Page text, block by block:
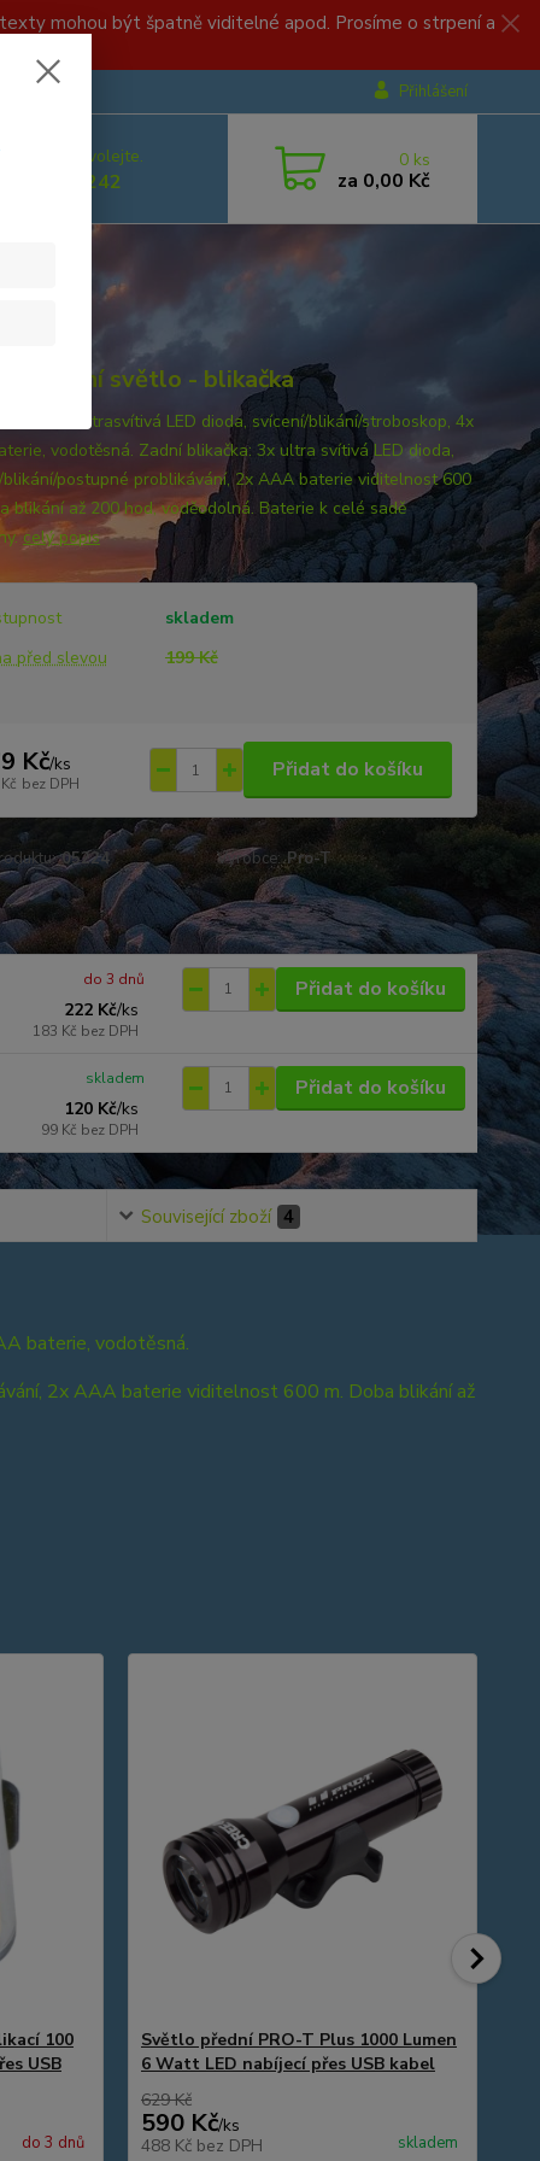
mohou být špatně viditelné apod. Prosíme o strpení a
Přihlášení
rady? Zavolejte.
499 892 242
0 ks
za 0,00 Kč
+ zadní světlo - blikačka
světlo: 5x ultrasvítivá LED dioda, svícení/blikání/stroboskop, 4x
vodotěsná. Zadní blikačka: 3x ultra svítivá LED dioda,
blikání/postupné problikávání, 2x AAA baterie viditelnost 600
blikání až 200 hod, voděodolná. Baterie k celé sadě
celý popis
skladem
před slevou
199 Kč
Kč/ks
bez DPH
Přidat do košíku
05224 Výrobce: Pro-T
222 Kč/ks
183 Kč bez DPH
do 3 dnů Přidat do košíku
120 Kč/ks
99 Kč bez DPH
skladem Přidat do košíku
Související zboží 4
baterie, vodotěsná.
2x AAA baterie viditelnost 600 m. Doba blikání až
100
USB
do 3 dnů
Světlo přední PRO-T Plus 1000 Lumen
6 Watt LED nabíjecí přes USB kabel
629 Kč
590 Kč/ks
488 Kč bez DPH skladem